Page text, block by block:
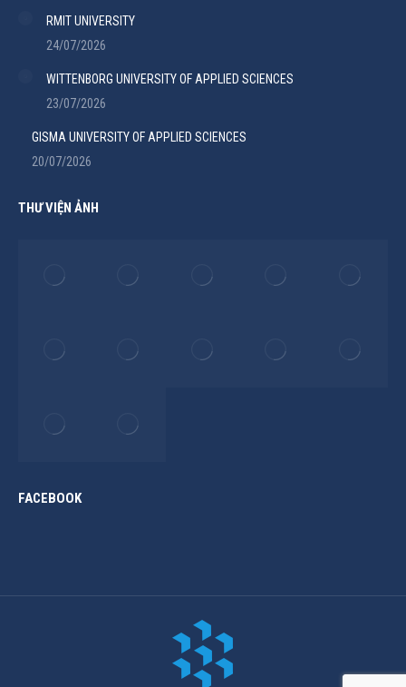
RMIT UNIVERSITY
24/07/2026
WITTENBORG UNIVERSITY OF APPLIED SCIENCES
23/07/2026
GISMA UNIVERSITY OF APPLIED SCIENCES
20/07/2026
THƯ VIỆN ẢNH
FACEBOOK